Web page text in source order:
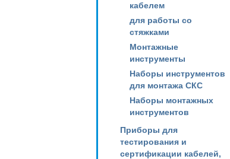
кабелем
для работы со
стяжками
Монтажные
инструменты
Наборы инструментов
для монтажа СКС
Наборы монтажных
инструментов
Приборы для
тестирования и
сертификации кабелей,